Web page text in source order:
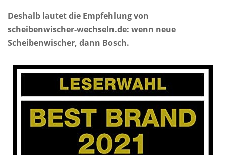
Deshalb lautet die Empfehlung von
scheibenwischer-wechseln.de: wenn neue
Scheibenwischer, dann Bosch.